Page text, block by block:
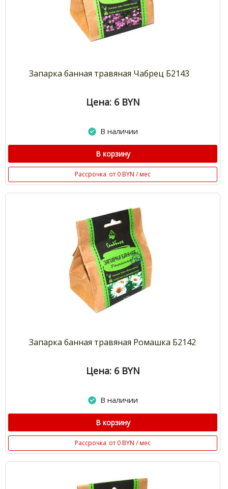
Запарка банная травяная Чабрец Б2143
Цена: 6 BYN
В наличии
В корзину
Рассрочка от 0 BYN / мес
Запарка банная травяная Ромашка Б2142
Цена: 6 BYN
В наличии
В корзину
Рассрочка от 0 BYN / мес